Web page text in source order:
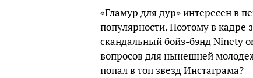
«Гламур для дур» интересен в
популярности. Поэтому в кадре
скандальный бойз-бэнд Ninety
вопросов для нынешней
попал в топ звезд Инстаграма?